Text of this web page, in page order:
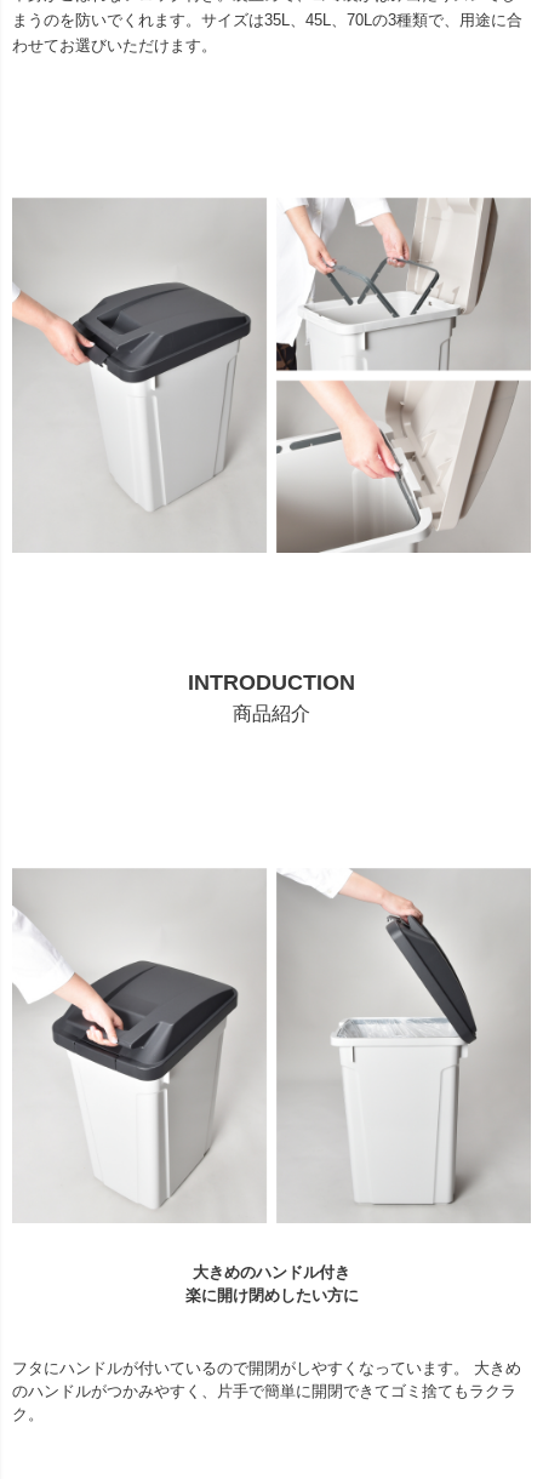
まうのを防いでくれます。サイズは35L、45L、70Lの3種類で、用途に合
わせてお選びいただけます。
INTRODUCTION
商品紹介
大きめのハンドル付き
楽に開け閉めしたい方に
フタにハンドルが付いているので開閉がしやすくなっています。 大きめ
のハンドルがつかみやすく、片手で簡単に開閉できてゴミ捨てもラクラ
ク。